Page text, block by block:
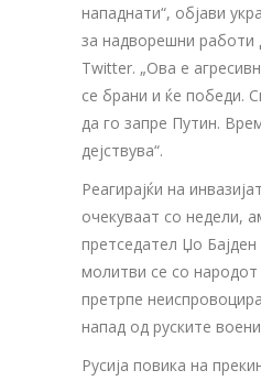
нападнати“, објави
за надворешни
Twitter. „Ова е
се брани и ќе победи.
да го запре Путин.
дејствува“.
Реагирајќи на
очекуваат со недели,
претседател Џо
молитви се со
претрпе
напад од руските воени
Русија повика на